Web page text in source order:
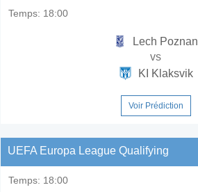
Temps: 18:00
Lech Poznan
vs
KI Klaksvik
Voir Prédiction
UEFA Europa League Qualifying
Temps: 18:00